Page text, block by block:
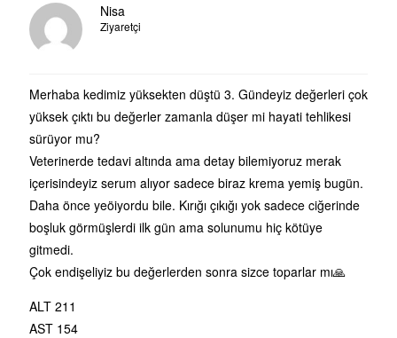
Nisa
Ziyaretçi
Merhaba kedimiz yüksekten düştü 3. Gündeyiz değerleri çok
yüksek çıktı bu değerler zamanla düşer mi hayati tehlikesi
sürüyor mu?
Veterinerde tedavi altında ama detay bilemiyoruz merak
içerisindeyiz serum alıyor sadece biraz krema yemiş bugün.
Daha önce yeöiyordu bile. Kırığı çıkığı yok sadece ciğerinde
boşluk görmüşlerdi ilk gün ama solunumu hiç kötüye
gitmedi.
Çok endişeliyiz bu değerlerden sonra sizce toparlar mı🙏
ALT 211
AST 154